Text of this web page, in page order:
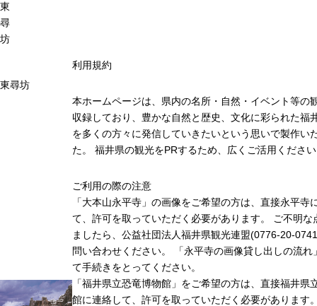
東
尋
坊
東尋坊
利用規約
本ホームページは、県内の名所・自然・イベント等の
収録しており、豊かな自然と歴史、文化に彩られた福
を多くの方々に発信していきたいという思いで製作い
た。 福井県の観光をPRするため、広くご活用くださ
ご利用の際の注意
「大本山永平寺」の画像をご希望の方は、直接永平寺
て、許可を取っていただく必要があります。 ご不明な
ましたら、公益社団法人福井県観光連盟(0776-20-
問い合わせください。 「永平寺の画像貸し出しの流れ
て手続きをとってください。
「福井県立恐竜博物館」をご希望の方は、直接福井県
館に連絡して、許可を取っていただく必要があります